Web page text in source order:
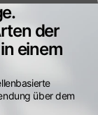
der
einem
über dem